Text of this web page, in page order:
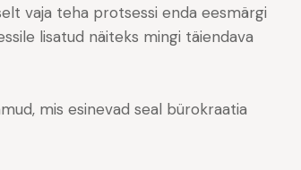
vaja teha protsessi enda eesmärgi
lisatud näiteks mingi täiendava
mis esinevad seal bürokraatia